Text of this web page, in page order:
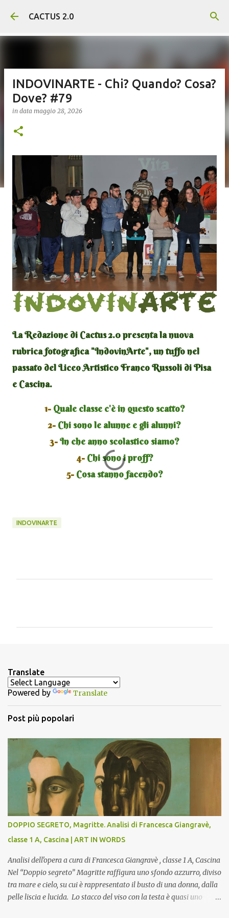
Passa ai contenuti principali
CACTUS 2.0
INDOVINARTE - Chi? Quando? Cosa?
Dove? #79
in data maggio 28, 2026
La Redazione di Cactus 2.0 presenta la nuova
rubrica fotografica "IndovinArte", un tuffo nel
passato del Liceo Artistico Franco Russoli di Pisa
e Cascina.
1-Quale classe c'è in questo scatto?
2- Chi sono le alunne e gli alunni?
3-In che anno scolastico siamo?
4-Chi sono i proff?
5-Cosa stanno facendo?
INDOVINARTE
t
i
Translate
Powered by Translate
Post più popolari
DOPPIO SEGRETO, Magritte. Analisi di Francesca Giangravè,
classe 1 A, Cascina | ART IN WORDS
Analisi dell'opera a cura di Francesca Giangravè , classe 1 A, Cascina
Nel “Doppio segreto” Magritte raffigura uno sfondo azzurro, diviso
tra mare e cielo, su cui è rappresentato il busto di una donna, dalla
pelle liscia e lucida. Lo stacco del viso con la testa è quasi uno